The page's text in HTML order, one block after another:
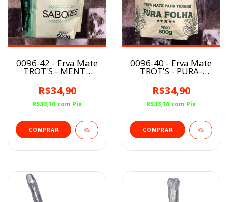
0096-42 - Erva Mate
TROT'S - MENTA
R$34,90
R$33,16 com Pix
0096-40 - Erva Mate
TROT'S - PURA-
R$34,90
R$33,16 com Pix